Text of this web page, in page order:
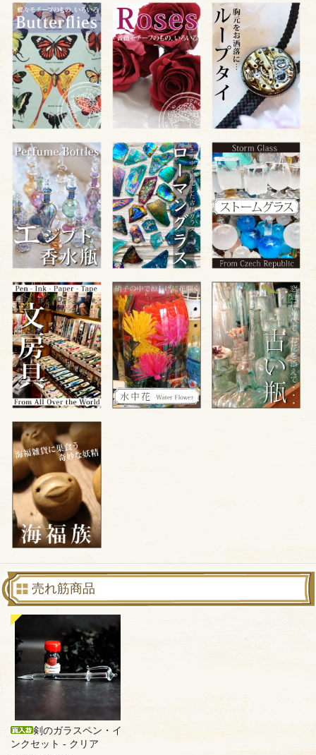
売れ筋商品
剣のガラスペン・イ
ンクセット - クリア